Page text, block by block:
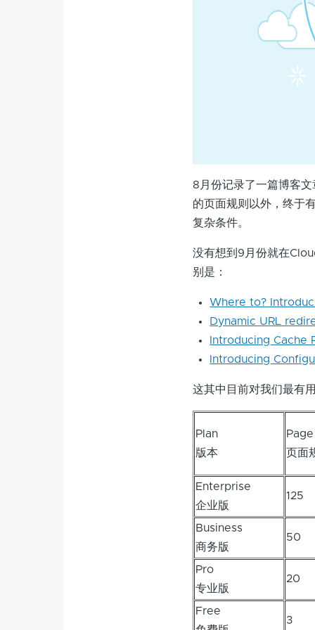
8月份记录了一篇博客文
的页面规则以外，终于
复杂条件。
没有想到9月份就在
别是：
Where to?
Dynamic URL
Introducing Cache
Introducing
这其中目前对我们最有
Plan
版本
页面
Enterprise
企业版
125
Business
商务版
50
Pro
专业版
20
Free
3